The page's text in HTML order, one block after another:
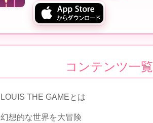
コンテンツ一覧
LOUIS THE GAMEとは
幻想的な世界を大冒険